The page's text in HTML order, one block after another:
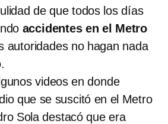
de que todos los días
accidentes en el Metro
autoridades no hagan nada
videos en donde
que se suscitó en el Metro
Sola destacó que era